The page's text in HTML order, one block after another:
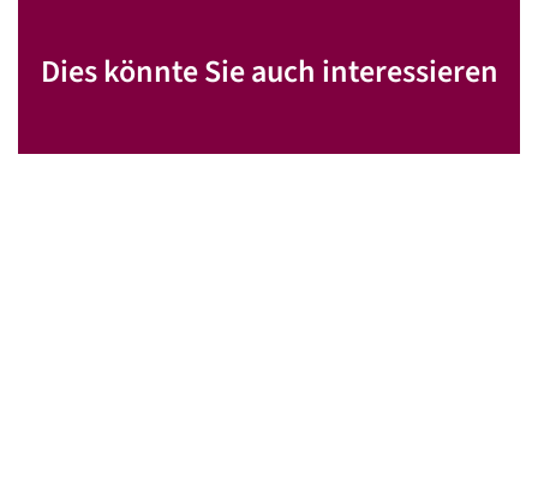
Dies könnte Sie auch interessieren